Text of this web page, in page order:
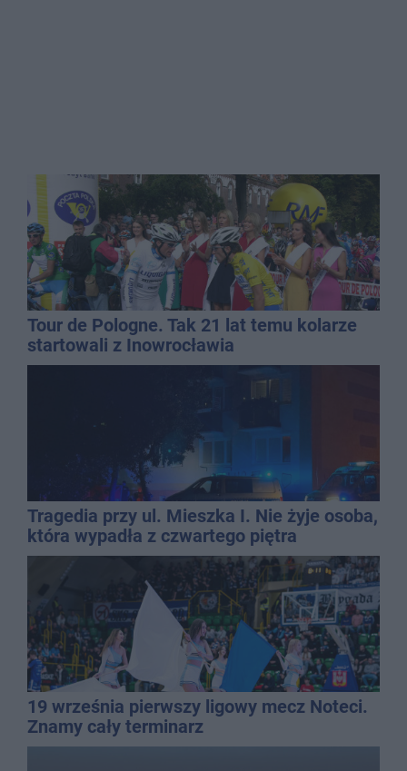
Tour de Pologne. Tak 21 lat temu kolarze
startowali z Inowrocławia
Tragedia przy ul. Mieszka I. Nie żyje osoba,
która wypadła z czwartego piętra
19 września pierwszy ligowy mecz Noteci.
Znamy cały terminarz